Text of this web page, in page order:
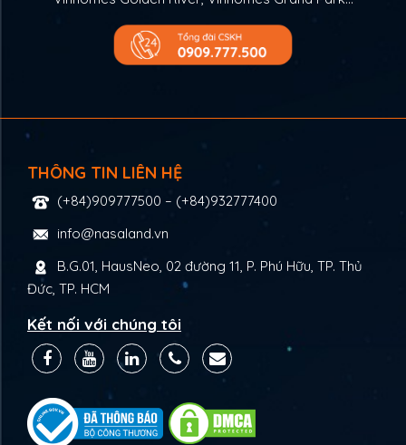
THÔNG TIN LIÊN HỆ
(+84)909777500 – (+84)932777400
info@nasaland.vn
B.G.01, HausNeo, 02 đường 11, P. Phú Hữu, TP. Thủ
Đức, TP. HCM
Kết nối với chúng tôi